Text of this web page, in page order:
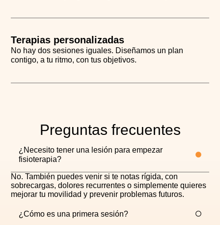
Terapias personalizadas
No hay dos sesiones iguales. Diseñamos un plan
contigo, a tu ritmo, con tus objetivos.
Preguntas frecuentes
¿Necesito tener una lesión para empezar
fisioterapia?
No. También puedes venir si te notas rígida, con
sobrecargas, dolores recurrentes o simplemente quieres
mejorar tu movilidad y prevenir problemas futuros.
¿Cómo es una primera sesión?